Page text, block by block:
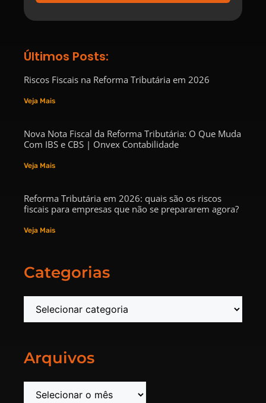
Últimos Posts:
Riscos Fiscais na Reforma Tributária em 2026
Veja Mais
Nova Nota Fiscal da Reforma Tributária: O Que Muda
Com IBS e CBS | Onvex Contabilidade
Veja Mais
Reforma Tributária em 2026: quais são os riscos
fiscais para empresas que não se prepararem agora?
Veja Mais
Categorias
Arquivos